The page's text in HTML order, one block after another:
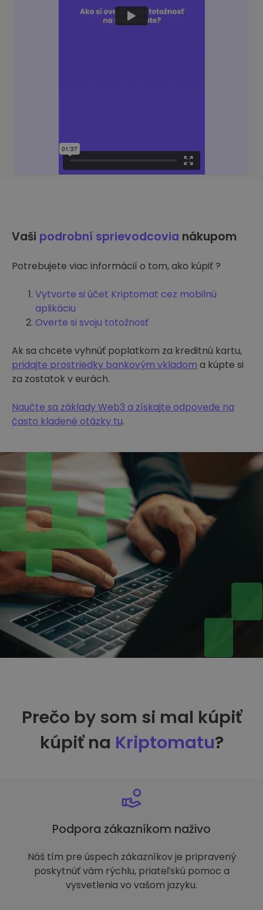
Vaši podrobní sprievodcovia nákupom
Potrebujete viac informácií o tom, ako kúpiť ?
Vytvorte si účet Kriptomat cez mobilnú
aplikáciu
Overte si svoju totožnosť
Ak sa chcete vyhnúť poplatkom za kreditnú kartu,
pridajte prostriedky bankovým vkladom a kúpte si
za zostatok v eurách.
Naučte sa základy Web3 a získajte odpovede na
často kladené otázky tu.
Prečo by som si mal kúpiť
kúpiť na Kriptomatu?
Podpora zákazníkom naživo
Náš tím pre úspech zákazníkov je pripravený
poskytnúť vám rýchlu, priateľskú pomoc a
vysvetlenia vo vašom jazyku.